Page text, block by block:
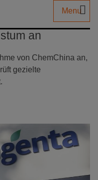
Menu
an
von ChemChina an,
gezielte